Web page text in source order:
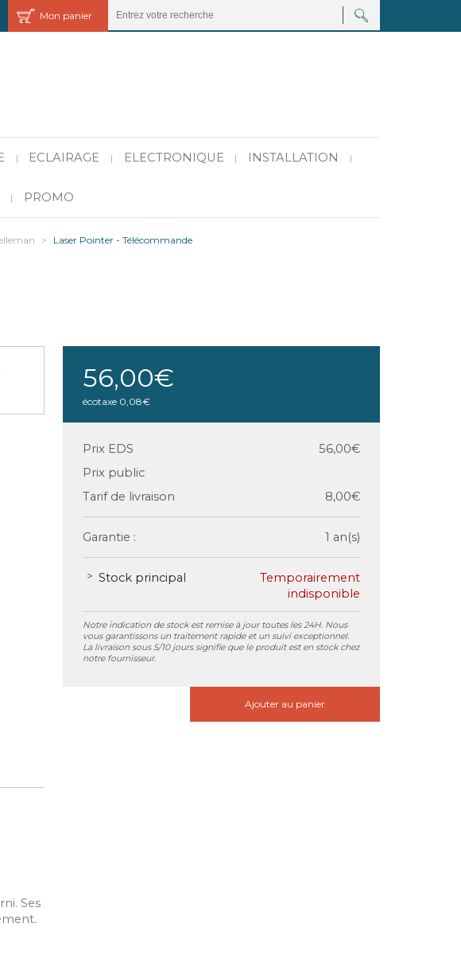
Mon panier
| ECLAIRAGE | ELECTRONIQUE | INSTALLATION |
| PROMO
> Laser Pointer - Télécommande
56,00€
écotaxe 0,08€
Prix EDS
56,00€
Prix public
Tarif de livraison
8,00€
Garantie : 1 an(s)
Stock principal
Temporairement
indisponible
Notre indication de stock est remise à jour toutes les 24H. Nous
vous garantissons un traitement rapide et un suivi exceptionnel.
La livraison sous 5/10 jours signifie que le produit est en stock chez
notre fournisseur.
Ajouter au panier
Ses